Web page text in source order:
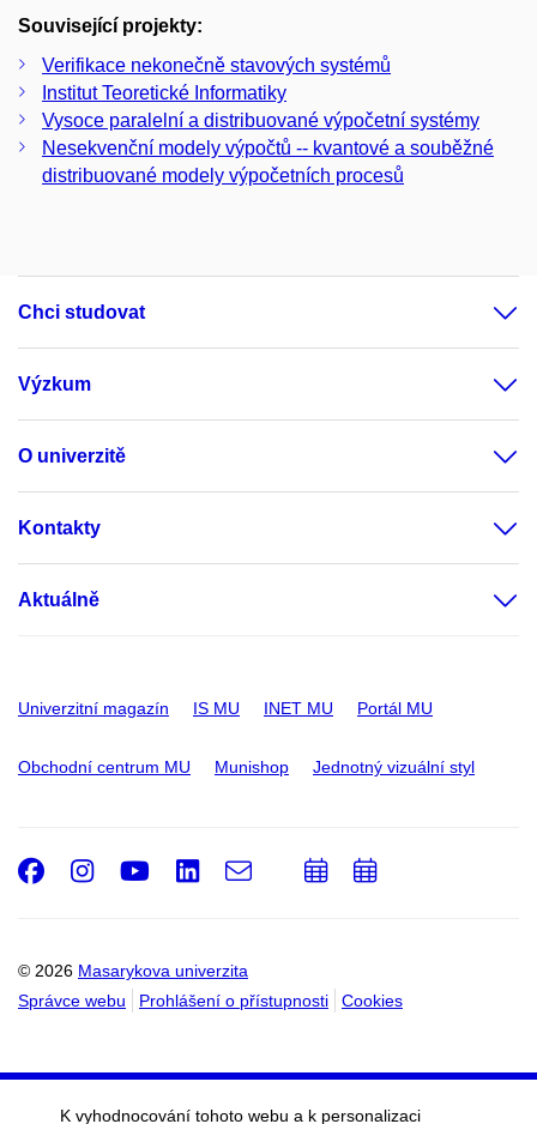
Související projekty:
Verifikace nekonečně stavových systémů
Institut Teoretické Informatiky
Vysoce paralelní a distribuované výpočetní systémy
Nesekvenční modely výpočtů -- kvantové a souběžné
distribuované modely výpočetních procesů
Chci studovat
Výzkum
O univerzitě
Kontakty
Aktuálně
Univerzitní magazín IS MU INET MU Portál MU
Obchodní centrum MU Munishop Jednotný vizuální styl
© 2026 Masarykova univerzita
Správce webu
Prohlášení o přístupnosti Cookies
Facebook
Instagram
Youtube
LinkedIn
e-
Email
PřidatPřidat
K vyhodnocování tohoto webu a k personalizaci